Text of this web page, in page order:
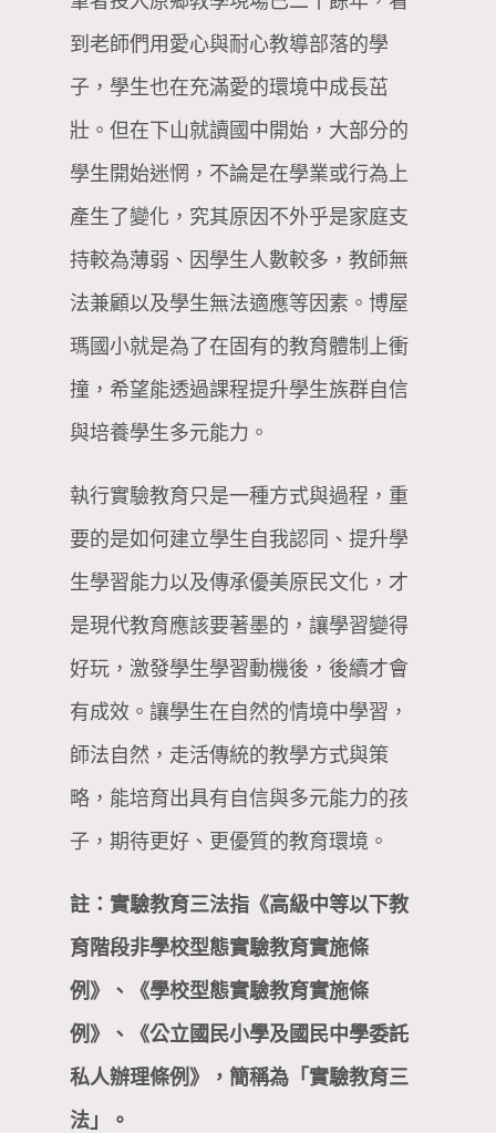
到老師們用愛心與耐心教導部落的學
子，學生也在充滿愛的環境中成長茁
壯。但在下山就讀國中開始，大部分的
學生開始迷惘，不論是在學業或行為上
產生了變化，究其原因不外乎是家庭支
持較為薄弱、因學生人數較多，教師無
法兼顧以及學生無法適應等因素。博屋
瑪國小就是為了在固有的教育體制上衝
撞，希望能透過課程提升學生族群自信
與培養學生多元能力。
執行實驗教育只是一種方式與過程，重
要的是如何建立學生自我認同、提升學
生學習能力以及傳承優美原民文化，才
是現代教育應該要著墨的，讓學習變得
好玩，激發學生學習動機後，後續才會
有成效。讓學生在自然的情境中學習，
師法自然，走活傳統的教學方式與策
略，能培育出具有自信與多元能力的孩
子，期待更好、更優質的教育環境。
註：實驗教育三法指《高級中等以下教
育階段非學校型態實驗教育實施條
例》、《學校型態實驗教育實施條
例》、《公立國民小學及國民中學委託
私人辦理條例》，簡稱為「實驗教育三
法」。